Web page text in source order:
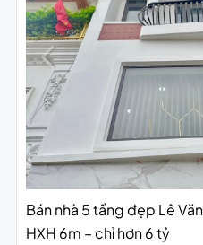
Bán nhà 5 tầng đẹp Lê
HXH 6m – chỉ hơn 6 tỷ